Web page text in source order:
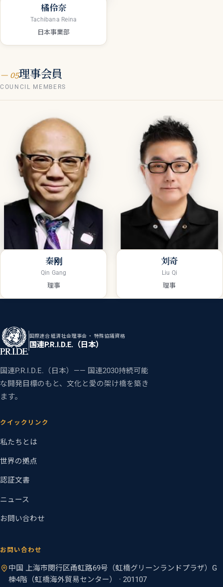
橘伶奈
Tachibana Reina
日本事業部
— 05理事会員
COUNCIL MEMBERS
秦刚
Qin Gang
理事
刘奇
Liu Qi
理事
国際連合 経済社会理事会 ・ 特殊協議資格
国連P.R.I.D.E.（日本）
国連P.R.I.D.E.（日本）—— 国連2030持続可能
な開発目標のもと、文化と愛の架け橋を築き
ます。
クイックリンク
私たちとは
世界の拠点
認証文書
ニュース
お問い合わせ
お問い合わせ
中国 上海市閔行区甬虹路69号（虹橋グリーンランドプラザ）G
棟4階（虹橋海外貿易センター） · 201107